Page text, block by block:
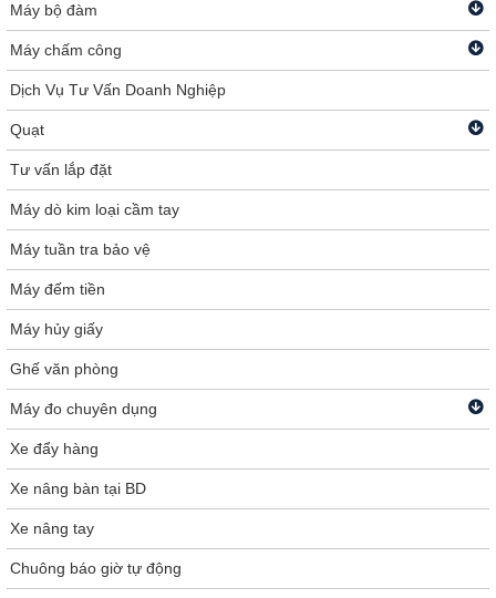
Máy bộ đàm
Máy chấm công
Dịch Vụ Tư Vấn Doanh Nghiệp
Quạt
Tư vấn lắp đặt
Máy dò kim loại cầm tay
Máy tuần tra bảo vệ
Máy đếm tiền
Máy hủy giấy
Ghế văn phòng
Máy đo chuyên dụng
Xe đẩy hàng
Xe nâng bàn tại BD
Xe nâng tay
Chuông báo giờ tự động